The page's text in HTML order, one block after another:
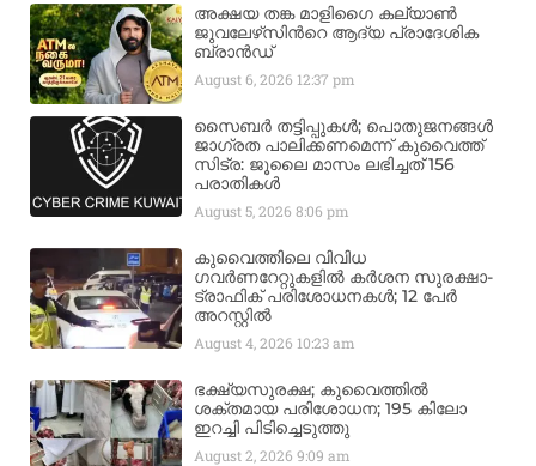
അക്ഷയ തങ്ക മാളിഗൈ കല്യാണ്‍
ജുവലേഴ്‌സിന്‍റെ ആദ്യ പ്രാദേശിക
ബ്രാന്‍ഡ്
August 6, 2026 12:37 pm
സൈബർ തട്ടിപ്പുകൾ; പൊതുജനങ്ങൾ
ജാഗ്രത പാലിക്കണമെന്ന് കുവൈത്ത്
സിട്ര: ജൂലൈ മാസം ലഭിച്ചത് 156
പരാതികൾ
August 5, 20268:06 pm
കുവൈത്തിലെ വിവിധ
ഗവർണറേറ്റുകളിൽ കർശന സുരക്ഷാ-
ട്രാഫിക് പരിശോധനകൾ; 12 പേർ
അറസ്റ്റിൽ
August 4, 2026 10:23 am
ഭക്ഷ്യസുരക്ഷ; കുവൈത്തിൽ
ശക്തമായ പരിശോധന; 195 കിലോ
ഇറച്ചി പിടിച്ചെടുത്തു
August 2, 20269:09 am